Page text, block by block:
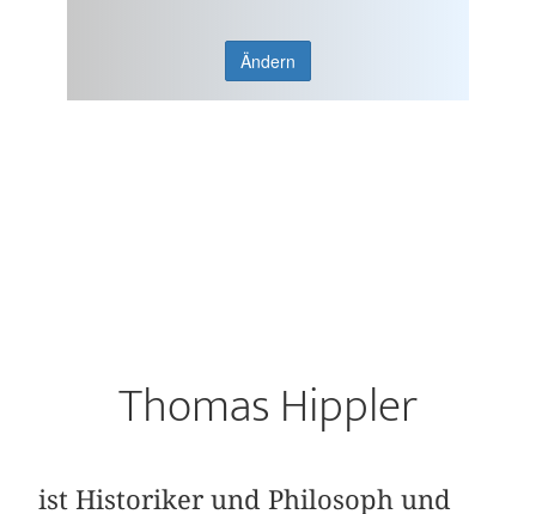
Ändern
Thomas Hippler
ist Historiker und Philosoph und